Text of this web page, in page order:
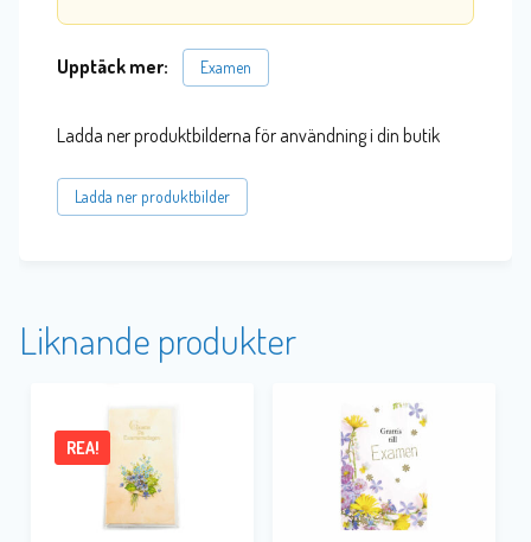
Upptäck mer: Examen
Ladda ner produktbilderna för användning i din butik
Ladda ner produktbilder
Liknande produkter
REA!